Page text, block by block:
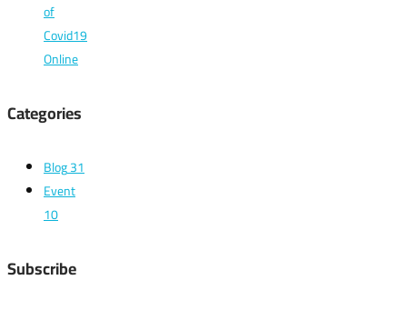
of
Covid19
Online
Categories
Blog31
Event
10
Subscribe